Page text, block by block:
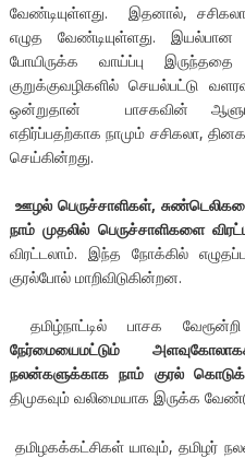
வேண்டியுள்ளது. இதனால்,
எழுத வேண்டியுள்ளது. இயல்பான
போயிருக்க வாய்ப்பு
குறுக்குவழிகளில் செயல்பட்டு
ஒன்றுதான் பாசகவின்
எதிர்ப்பதற்காக நாமும் சசிகலா,
செய்கின்றது.
ஊழல் பெருச்சாளிகள்,
நாம் முதலில் பெருச்சாளிகளை
விரட்டலாம். இந்த நோக்கில்
குரல்போல் மாறிவிடுகின்றன.
தமிழ்நாட்டில் பாசக
நேர்மையைமட்டும்
நலன்களுக்காக நாம் குரல்
திமுகவும் வலிமையாக இருக்க
தமிழகக்கட்சிகள் யாவும், தமிழர்